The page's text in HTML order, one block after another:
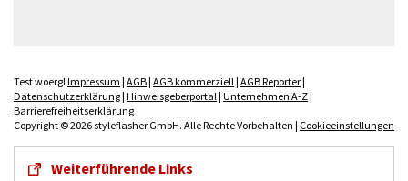
Test woergl Impressum | AGB| AGB kommerziell | AGB Reporter|
Datenschutzerklärung| Hinweisgeberportal | Unternehmen A-Z|
Barrierefreiheitserklärung
Copyright © 2026 styleflasher GmbH. Alle Rechte Vorbehalten | Cookieeinstellungen
Weiterführende Links